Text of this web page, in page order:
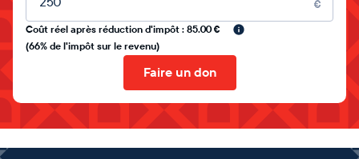
€
Coût réel après réduction d'impôt : 85.00 €
(66% de l'impôt sur le revenu)
Faire un don